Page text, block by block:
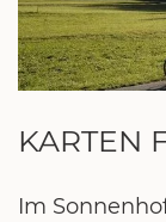
KARTEN
Im